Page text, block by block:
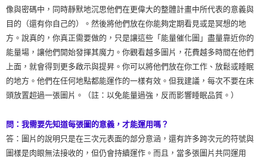
像與密碼中，同時靜默地沉思他們在更偉大的整體計畫中所代表的意義與
目的（還有你自己的）。然後將他們放在你能夠定期看見或是冥想的地
方。說真的，你真正需要做的，只是讓這些「能量催化圖」盡量靠近你的
能量場，讓他們開始發揮其魔力。你觀看越多圖片，花費越多時間在他們
上面，就會得到更多啟示與提昇。你可以將他們放在你工作、放鬆或睡眠
的地方。他們在任何地點都能運作的一樣有效。但我建議，每次不要在床
頭放置超過一張圖片。（註：以免能量過強，反而影響睡眠品質。）
問：我需要先知道每張圖的意義，才能運用嗎？
答：圖片的說明只是在三次元表面的部分意涵，還有許多跨次元的符號與
圖樣是肉眼無法接收的，但仍會持續運作。而且，當多張圖片共同運用